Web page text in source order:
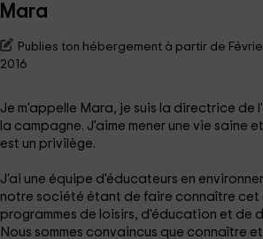
Mara
Publies ton hébergement à partir de
2016
Je m'appelle Mara, je suis la directrice de
la campagne. J'aime mener une vie
est un privilège.
J'ai une équipe d'éducateurs en
notre société étant de faire connaître cet
programmes de loisirs, d'éducation et de
Nous sommes convaincus que connaître